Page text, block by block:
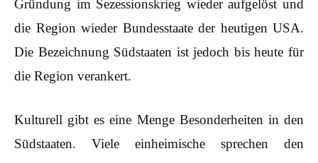
Gründung im Sezessionskrieg wieder aufgelöst und
die Region wieder Bundesstaate der heutigen USA.
Die Bezeichnung Südstaaten ist jedoch bis heute für
die Region verankert.
Kulturell gibt es eine Menge Besonderheiten in den
Südstaaten. Viele einheimische sprechen den